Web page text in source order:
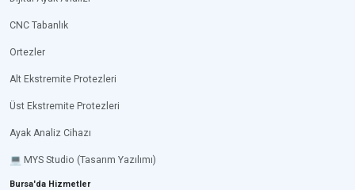
CNC Tabanlık
Ortezler
Alt Ekstremite Protezleri
Üst Ekstremite Protezleri
Ayak Analiz Cihazı
💻 MYS Studio (Tasarım Yazılımı)
Bursa'da Hizmetler